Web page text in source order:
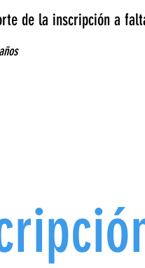
de la inscripción a
E